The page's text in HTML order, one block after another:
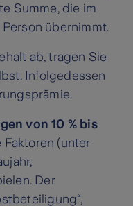
Summe, die im
übernimmt.
ab, tragen Sie
Infolgedessen
von 10 % bis
Faktoren (unter
Der